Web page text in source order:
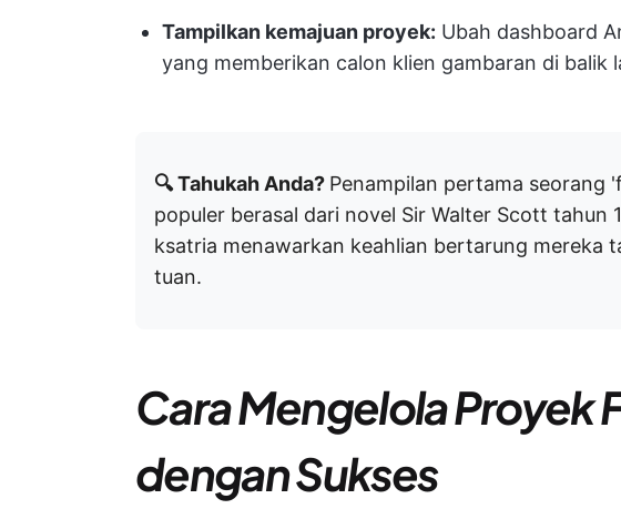
Tampilkan kemajuan proyek: Ubah dashboard
yang memberikan calon klien gambaran di balik
🔍 Tahukah Anda? Penampilan pertama seorang
populer berasal dari novel Sir Walter Scott tahun
ksatria menawarkan keahlian bertarung mereka
tuan.
Cara Mengelola Proyek
dengan Sukses